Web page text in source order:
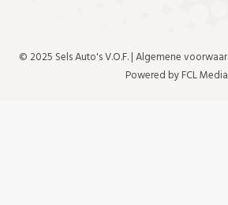
© 2025 Sels Auto's V.O.F. |Algemene
Powered by FCL Media